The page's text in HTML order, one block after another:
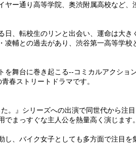
ヤー通り高等学院、奥渋附属高校など、
、転校生のリンと出会い、運命は大き
凌輔との過去があり、渋谷第一高等学校
を舞台に巻き起こる--コミカルアクショ
春ストリートドラマです。
。』シリーズへの出演で同世代から注
まっすぐな主人公を熱量高く演じます。
し、バイク女子としても多方面で注目を